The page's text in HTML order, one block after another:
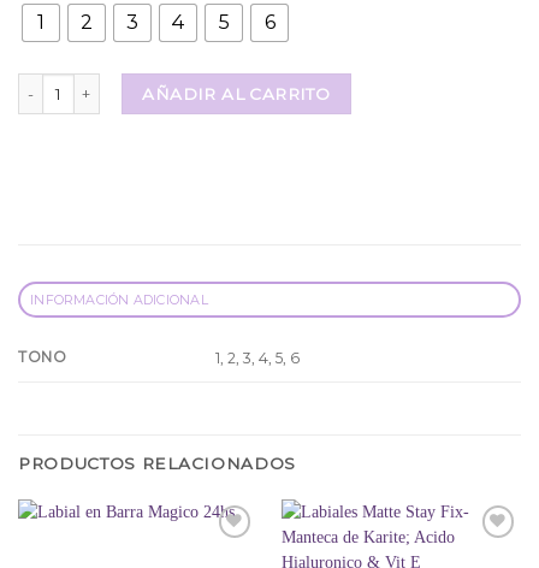
1 2 3 4 5 6
Balsamo Magico Dupe Dior cantidad
AÑADIR AL CARRITO
INFORMACIÓN ADICIONAL
TONO 1, 2, 3, 4, 5, 6
PRODUCTOS RELACIONADOS